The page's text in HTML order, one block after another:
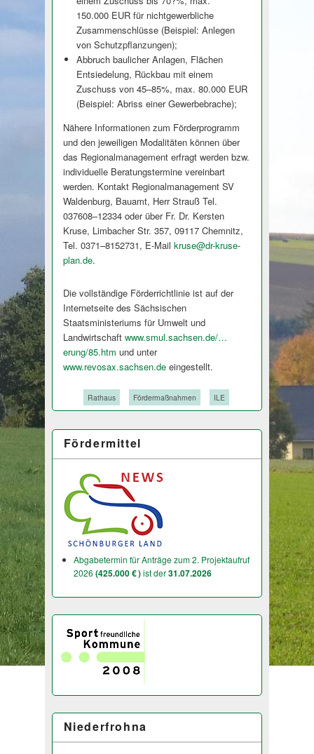
150.000 EUR für nichtgewerbliche
Zusammenschlüsse (Beispiel: Anlegen
von Schutzpflanzungen);
Abbruch baulicher Anlagen, Flächen
Entsiedelung, Rückbau mit einem
Zuschuss von 45–85%, max. 80.000 EUR
(Beispiel: Abriss einer Gewerbebrache);
Nähere Informationen zum Förderprogramm
und den jeweiligen Modalitäten können über
das Regionalmanagement erfragt werden bzw.
individuelle Beratungstermine vereinbart
werden. Kontakt Regionalmanagement SV
Waldenburg, Bauamt, Herr Strauß Tel.
037608–12334 oder über Fr. Dr. Kersten
Kruse, Limbacher Str. 357, 09117 Chemnitz,
Tel. 0371–8152731, E-Mail kruse@dr-kruse-
plan.de.
Die vollständige Förderrichtlinie ist auf der
Internetseite des Sächsischen
Staatsministeriums für Umwelt und
Landwirtschaft www.smul.sachsen.de/…
erung/85.htm und unter
www.revosax.sachsen.deeingestellt.
Rathaus Fördermaßnahmen ILE
Fördermittel
Abgabetermin für Anträge zum 2. Projektaufruf
2026 (425.000 € )ist der31.07.2026
Niederfrohna